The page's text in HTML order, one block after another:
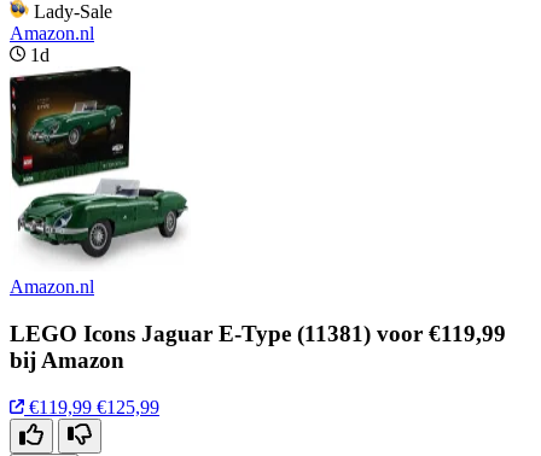
Lady-Sale
Amazon.nl
1d
Amazon.nl
LEGO Icons Jaguar E-Type (11381) voor €119,99
bij Amazon
€119,99 €125,99